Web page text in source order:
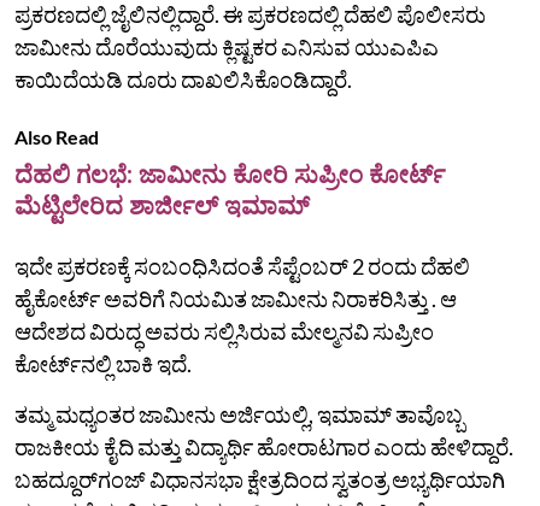
ಪ್ರಕರಣದಲ್ಲಿ ಜೈಲಿನಲ್ಲಿದ್ದಾರೆ. ಈ ಪ್ರಕರಣದಲ್ಲಿ ದೆಹಲಿ ಪೊಲೀಸರು
ಜಾಮೀನು ದೊರೆಯುವುದು ಕ್ಲಿಷ್ಟಕರ ಎನಿಸುವ ಯುಎಪಿಎ
ಕಾಯಿದೆಯಡಿ ದೂರು ದಾಖಲಿಸಿಕೊಂಡಿದ್ದಾರೆ.
Also Read
ದೆಹಲಿ ಗಲಭೆ: ಜಾಮೀನು ಕೋರಿ ಸುಪ್ರೀಂ ಕೋರ್ಟ್
ಮೆಟ್ಟಿಲೇರಿದ ಶಾರ್ಜೀಲ್ ಇಮಾಮ್
ಇದೇ ಪ್ರಕರಣಕ್ಕೆ ಸಂಬಂಧಿಸಿದಂತೆ ಸೆಪ್ಟೆಂಬರ್ 2 ರಂದು ದೆಹಲಿ
ಹೈಕೋರ್ಟ್ ಅವರಿಗೆ ನಿಯಮಿತ ಜಾಮೀನು ನಿರಾಕರಿಸಿತ್ತು . ಆ
ಆದೇಶದ ವಿರುದ್ಧ ಅವರು ಸಲ್ಲಿಸಿರುವ ಮೇಲ್ಮನವಿ ಸುಪ್ರೀಂ
ಕೋರ್ಟ್‌ನಲ್ಲಿ ಬಾಕಿ ಇದೆ.
ತಮ್ಮ ಮಧ್ಯಂತರ ಜಾಮೀನು ಅರ್ಜಿಯಲ್ಲಿ, ಇಮಾಮ್ ತಾವೊಬ್ಬ
ರಾಜಕೀಯ ಕೈದಿ ಮತ್ತು ವಿದ್ಯಾರ್ಥಿ ಹೋರಾಟಗಾರ ಎಂದು ಹೇಳಿದ್ದಾರೆ.
ಬಹದ್ದೂರ್‌ಗಂಜ್‌ ವಿಧಾನಸಭಾ ಕ್ಷೇತ್ರದಿಂದ ಸ್ವತಂತ್ರ ಅಭ್ಯರ್ಥಿಯಾಗಿ